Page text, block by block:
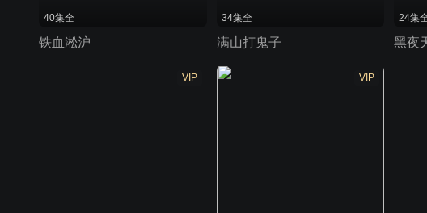
40集全
铁血淞沪
34集全
满山打鬼子
24集
黑夜
VIP VIP